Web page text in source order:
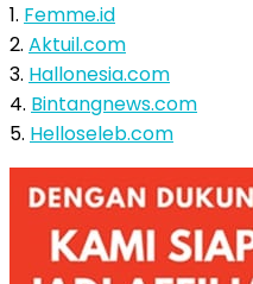
1. Femme.id
2. Aktuil.com
3. Hallonesia.com
4. Bintangnews.com
5. Helloseleb.com